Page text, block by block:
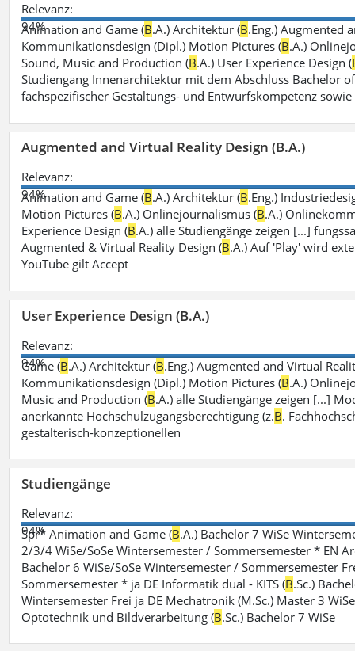
Relevanz:
94%
Animation and Game (B.A.) Architektur (B.Eng.) Augmented
Kommunikationsdesign (Dipl.) Motion Pictures (B.A.)
Sound, Music and Production (B.A.) User Experience Design (
Studiengang Innenarchitektur mit dem Abschluss Bachelor
fachspezifischer Gestaltungs- und Entwurfskompetenz
Augmented and Virtual Reality Design (B.A.)
Relevanz:
94%
Animation and Game (B.A.) Architektur (B.Eng.)
Motion Pictures (B.A.) Onlinejournalismus (B.A.)
Experience Design (B.A.) alle Studiengänge zeigen [...]
Augmented & Virtual Reality Design (B.A.) Auf 'Play' wird
YouTube gilt Accept
User Experience Design (B.A.)
Relevanz:
94%
Game (B.A.) Architektur (B.Eng.) Augmented and Virtual
Kommunikationsdesign (Dipl.) Motion Pictures (B.A.)
Music and Production (B.A.) alle Studiengänge zeigen [...]
anerkannte Hochschulzugangsberechtigung (z.B.
gestalterisch-konzeptionellen
Studiengänge
Relevanz:
94%
Spr* Animation and Game (B.A.) Bachelor 7 WiSe
2/3/4 WiSe/SoSe Wintersemester / Sommersemester * EN
Bachelor 6 WiSe/SoSe Wintersemester / Sommersemester
Sommersemester * ja DE Informatik dual - KITS (B.Sc.)
Wintersemester Frei ja DE Mechatronik (M.Sc.) Master 3
Optotechnik und Bildverarbeitung (B.Sc.) Bachelor 7 WiSe